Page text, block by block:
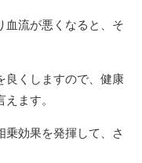
血流が悪くなると、そ
良くしますので、健康
ます。
乗効果を発揮して、さ